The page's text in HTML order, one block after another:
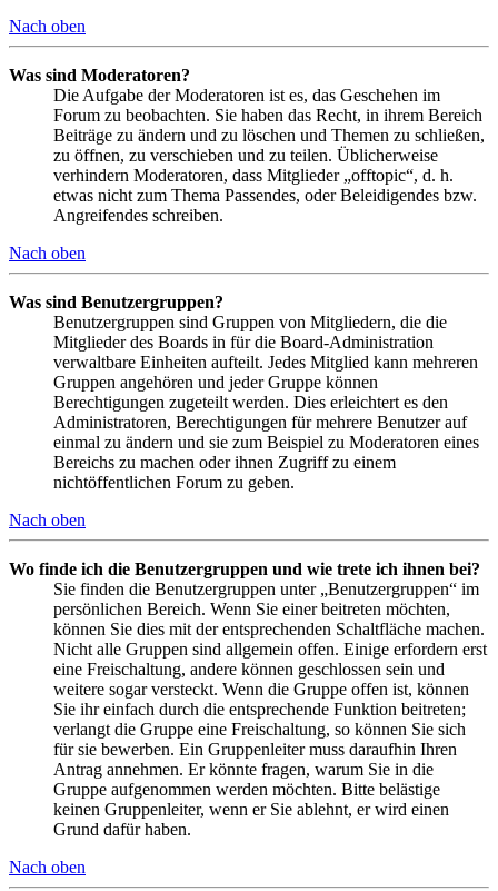
Nach oben
Was sind Moderatoren?
Die Aufgabe der Moderatoren ist es, das Geschehen im
Forum zu beobachten. Sie haben das Recht, in ihrem Bereich
Beiträge zu ändern und zu löschen und Themen zu schließen,
zu öffnen, zu verschieben und zu teilen. Üblicherweise
verhindern Moderatoren, dass Mitglieder „offtopic“, d. h.
etwas nicht zum Thema Passendes, oder Beleidigendes bzw.
Angreifendes schreiben.
Nach oben
Was sind Benutzergruppen?
Benutzergruppen sind Gruppen von Mitgliedern, die die
Mitglieder des Boards in für die Board-Administration
verwaltbare Einheiten aufteilt. Jedes Mitglied kann mehreren
Gruppen angehören und jeder Gruppe können
Berechtigungen zugeteilt werden. Dies erleichtert es den
Administratoren, Berechtigungen für mehrere Benutzer auf
einmal zu ändern und sie zum Beispiel zu Moderatoren eines
Bereichs zu machen oder ihnen Zugriff zu einem
nichtöffentlichen Forum zu geben.
Nach oben
Wo finde ich die Benutzergruppen und wie trete ich ihnen bei?
Sie finden die Benutzergruppen unter „Benutzergruppen“ im
persönlichen Bereich. Wenn Sie einer beitreten möchten,
können Sie dies mit der entsprechenden Schaltfläche machen.
Nicht alle Gruppen sind allgemein offen. Einige erfordern erst
eine Freischaltung, andere können geschlossen sein und
weitere sogar versteckt. Wenn die Gruppe offen ist, können
Sie ihr einfach durch die entsprechende Funktion beitreten;
verlangt die Gruppe eine Freischaltung, so können Sie sich
für sie bewerben. Ein Gruppenleiter muss daraufhin Ihren
Antrag annehmen. Er könnte fragen, warum Sie in die
Gruppe aufgenommen werden möchten. Bitte belästige
keinen Gruppenleiter, wenn er Sie ablehnt, er wird einen
Grund dafür haben.
Nach oben